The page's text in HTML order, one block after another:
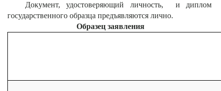
Документ, удостоверяющий личность, и диплом
государственного образца предъявляются лично.
Образец заявления